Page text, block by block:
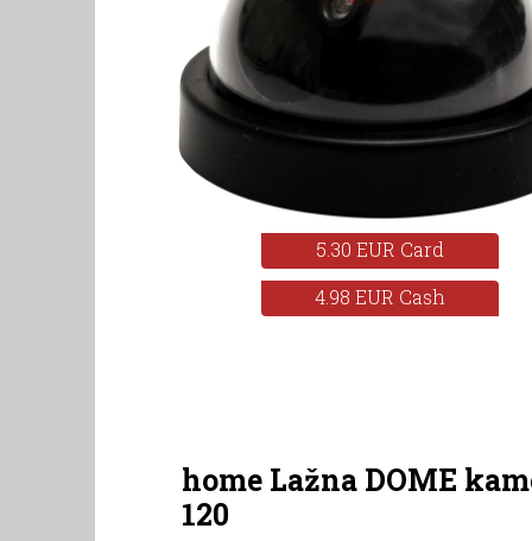
5.30 EUR Card
4.98 EUR Cash
home Lažna DOME
120